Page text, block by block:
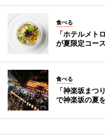
食べる
「ホテルメト
が夏限定コー
食べる
「神楽坂ま
で神楽坂の夏